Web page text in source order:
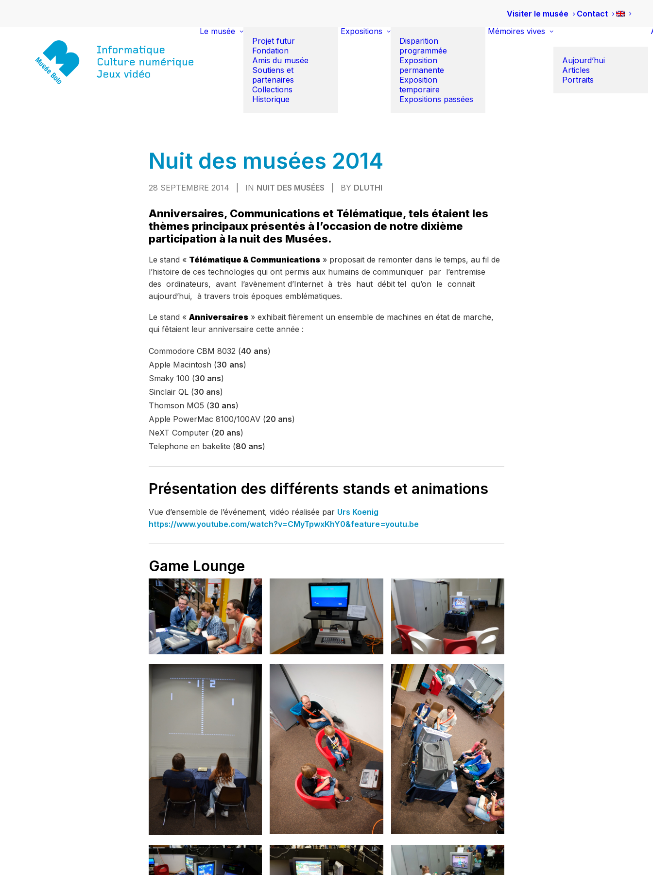
Visiter le musée
Contact
Le musée
Projet futur
Fondation
Amis du musée
Soutiens et
partenaires
Collections
Historique
Expositions
Disparition
programmée
Exposition
permanente
Exposition
temporaire
Expositions passées
Mémoires vives
Aujourd’hui
Articles
Portraits
Nuit des musées 2014
28 SEPTEMBRE 2014 IN NUIT DES MUSÉES BY DLUTHI
Anniversaires, Communications et Télématique, tels étaient les
thèmes principaux présentés à l’occasion de notre dixième
participation à la nuit des Musées.
Le stand « Télématique & Communications » proposait de remonter dans le temps, au fil de
l’histoire de ces technologies qui ont permis aux humains de communiquer par l’entremise
des ordinateurs, avant l’avènement d’Internet à très haut débit tel qu’on le connait
aujourd’hui, à travers trois époques emblématiques.
Le stand « Anniversaires » exhibait fièrement un ensemble de machines en état de marche,
qui fêtaient leur anniversaire cette année :
Commodore CBM 8032 (40 ans)
Apple Macintosh (30 ans)
Smaky 100 (30 ans)
Sinclair QL (30 ans)
Thomson MO5 (30 ans)
Apple PowerMac 8100/100AV (20 ans)
NeXT Computer (20 ans)
Telephone en bakelite (80 ans)
Présentation des différents stands et animations
Vue d’ensemble de l’événement, vidéo réalisée par Urs Koenig
https://www.youtube.com/watch?v=CMyTpwxKhY0&feature=youtu.be
Game Lounge